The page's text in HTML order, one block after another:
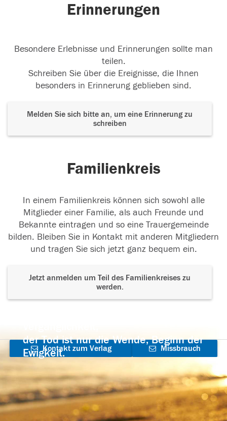
Erinnerungen
Besondere Erlebnisse und Erinnerungen sollte man
teilen.
Schreiben Sie über die Ereignisse, die Ihnen
besonders in Erinnerung geblieben sind.
Melden Sie sich bitte an, um eine Erinnerung zu
schreiben
Familienkreis
In einem Familienkreis können sich sowohl alle
Mitglieder einer Familie, als auch Freunde und
Bekannte eintragen und so eine Trauergemeinde
bilden. Bleiben Sie in Kontakt mit anderen Mitgliedern
und tragen Sie sich jetzt ganz bequem ein.
Jetzt anmelden um Teil des Familienkreises zu
werden.
der Tod ist nur die Wende, Beginn der
Ewigkeit.
Kontakt zum Verlag
aufnehmen
Missbrauch